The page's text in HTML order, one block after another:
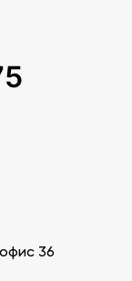
36